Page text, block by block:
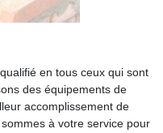
en tous ceux qui sont
des équipements de
accomplissement de
à votre service pour